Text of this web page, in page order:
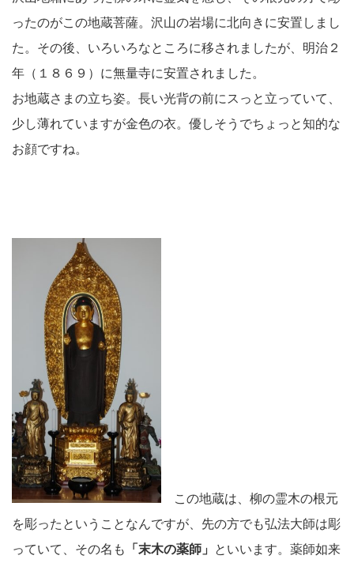
ったのがこの地蔵菩薩。沢山の岩場に北向きに安置しまし
た。その後、いろいろなところに移されましたが、明治２
年（１８６９）に無量寺に安置されました。
お地蔵さまの立ち姿。長い光背の前にスっと立っていて、
少し薄れていますが金色の衣。優しそうでちょっと知的な
お顔ですね。
この地蔵は、柳の霊木の根元
を彫ったということなんですが、先の方でも弘法大師は彫
っていて、その名も
「末木の薬師」
といいます。薬師如来